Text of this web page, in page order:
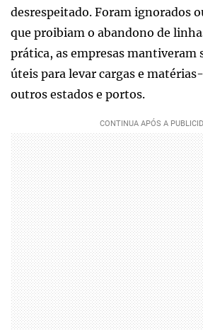
desrespeitado. Foram ignorados
que proibiam o abandono de
prática, as empresas mantiveram
úteis para levar cargas e
outros estados e portos.